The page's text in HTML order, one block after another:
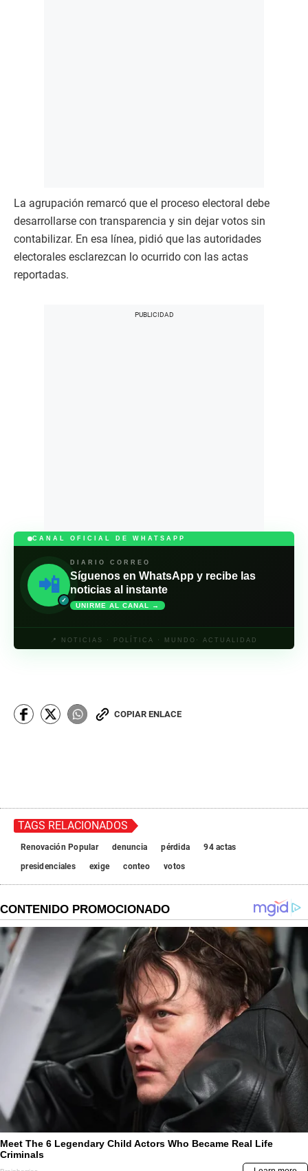
La agrupación remarcó que el proceso electoral debe
desarrollarse con transparencia y sin dejar votos sin
contabilizar. En esa línea, pidió que las autoridades
electorales esclarezcan lo ocurrido con las actas
reportadas.
CANAL OFICIAL DE WHATSAPP
📲
✓
DIARIO CORREO
Síguenos en WhatsApp y recibe las
noticias al instante
UNIRME AL CANAL →
📍 NOTICIAS · POLÍTICA · MUNDO· ACTUALIDAD
COPIAR ENLACE
TAGS RELACIONADOS
Renovación Popular denuncia pérdida
94 actas
presidenciales
exige conteo votos